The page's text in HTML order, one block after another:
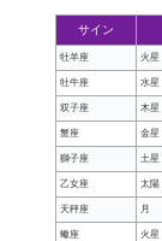
サイン
牡羊座 火星
牡牛座 水星
双子座 木星
蟹座 金星
獅子座 土星
乙女座 太陽
天秤座 月
蠍座 火星